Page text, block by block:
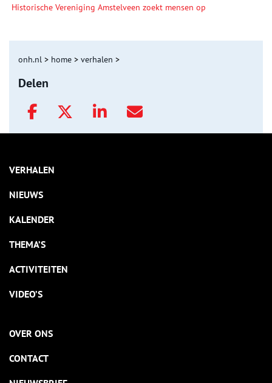
Historische Vereniging Amstelveen zoekt mensen op
onh.nl > home > verhalen >
Delen
VERHALEN
NIEUWS
KALENDER
THEMA’S
ACTIVITEITEN
VIDEO’S
OVER ONS
CONTACT